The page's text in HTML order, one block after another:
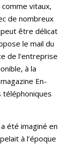
vitaux,
de nombreux
peut être délicat
le mail du
de l’entreprise
à la
En-
téléphoniques
été imaginé en
à l’époque